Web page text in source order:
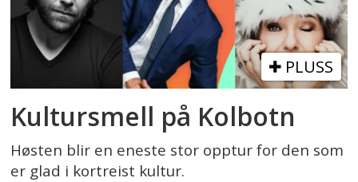
PLUSS
Kultursmell på Kolbotn
Høsten blir en eneste stor opptur for den som
er glad i kortreist kultur.